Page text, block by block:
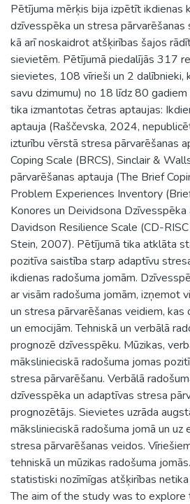
Pētījuma mērķis bija izpētīt ikdienas
dzīvesspēka un stresa
kā arī noskaidrot atšķirības šajos
sievietēm. Pētījumā piedalījās 317
sievietes, 108 vīrieši un 2 dalībnieki,
savu dzimumu) no 18 līdz 80
tika izmantotas četras aptaujas:
aptauja (Raščevska, 2024,
izturību vērstā stresa pārvarēšanas
Coping Scale (BRCS), Sinclair &
pārvarēšanas aptauja (The Brief
Problem Experiences Inventory
Konores un Deividsona
Davidson Resilience Scale (CD-
Stein, 2007). Pētījumā tika atklāta
pozitīva saistība starp adaptīvu
ikdienas radošuma jomām.
ar visām radošuma jomām, izņemot
un stresa pārvarēšanas veidiem,
un emocijām. Tehniskā un verbālā
prognozē dzīvesspēku. Mūzikas,
mākslinieciskā radošuma jomas
stresa pārvarēšanu. Verbālā
dzīvesspēka un adaptīvas stresa
prognozētājs. Sievietes uzrāda
mākslinieciskā radošuma jomā un
stresa pārvarēšanas veidos.
tehniskā un mūzikas radošuma
statistiski nozīmīgas atšķirības
The aim of the study was to explore